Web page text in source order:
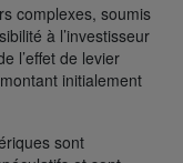
complexes, soumis
à l’investisseur
l’effet de levier
initialement
sont